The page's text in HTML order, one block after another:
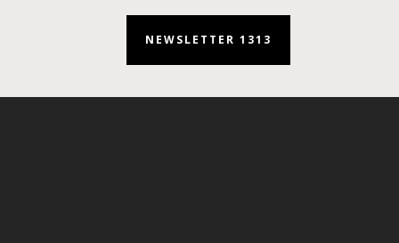
NEWSLETTER 1313